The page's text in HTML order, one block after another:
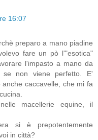
16:07
preparo a mano piadine
fare un pò l'"esotica"
l'impasto a mano da
se non viene perfetto. E'
caccavelle, che mi fa
macellerie equine, il
si è prepotentemente
in città?